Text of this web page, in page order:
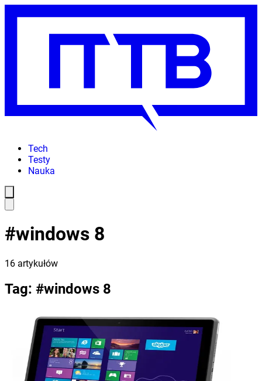
Tech
Testy
Nauka
#windows 8
16 artykułów
Tag: #windows 8